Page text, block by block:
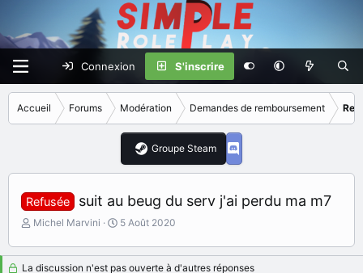
Connexion S'inscrire
Accueil Forums Modération Demandes de remboursement
Groupe Steam
Refusée suit au beug du serv j'ai perdu ma m7
I
i
Michel Marvini
D
t
e
5 Août 2020
La discussion n'est pas ouverte à d'autres réponses